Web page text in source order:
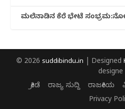
ಮಲೆನಾಡಿ‌ನ ಕೆರೆ ಭೇಟೆ
© 2026 suddibindu.in | Designed
designe
ಕ್ರೀಡೆ
ರಾಜ್ಯ ಸುದ್ದಿ ರಾಜಕೀಯ
Privacy